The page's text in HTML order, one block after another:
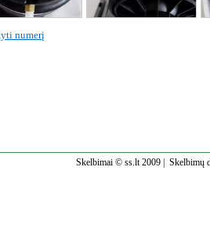
numerį
Skelbimai © ss.lt 2009 | Skelbimų